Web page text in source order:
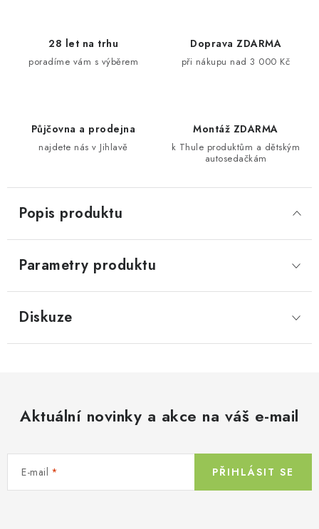
28 let na trhu
poradíme vám s výběrem
Doprava ZDARMA
při nákupu nad 3 000 Kč
Půjčovna a prodejna
najdete nás v Jihlavě
Montáž ZDARMA
k Thule produktům a dětským
autosedačkám
Popis produktu
Parametry produktu
Diskuze
Aktuální novinky a akce na váš e-mail
E-mail PŘIHLÁSIT SE